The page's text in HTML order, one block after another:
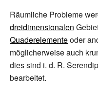
Räumliche Probleme
dreidimensionalen
Quaderelementeoder
möglicherweise auch
dies sind i. d. R.
bearbeitet.